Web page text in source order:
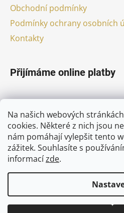
Na našich webových
cookies. Některé z nich jsou
nám pomáhají vylepšit tento
zážitek. Souhlasíte s
informacízde.
Obchodní podmínky
Podmínky ochrany osobních
Kontakty
Přijímáme online platby
Facebook
Vytvořil